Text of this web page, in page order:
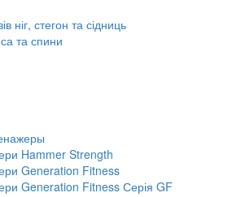
ніг, стегон та сідниць
та спини
Hammer Strength
Generation Fitness
Generation Fitness Серія GF